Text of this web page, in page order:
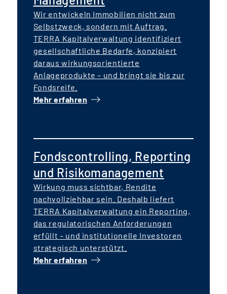
Wir entwickeln Immobilien nicht zum
Selbstzweck, sondern mit Auftrag.
TERRA Kapitalverwaltung identifiziert
gesellschaftliche Bedarfe, konzipiert
daraus wirkungsorientierte
Anlageprodukte – und bringt sie bis zur
Fondsreife.
Mehr erfahren
Fondscontrolling, Reporting
und Risikomanagement
Wirkung muss sichtbar, Rendite
nachvollziehbar sein. Deshalb liefert
TERRA Kapitalverwaltung ein Reporting,
das regulatorischen Anforderungen
erfüllt – und institutionelle Investoren
strategisch unterstützt.
Mehr erfahren